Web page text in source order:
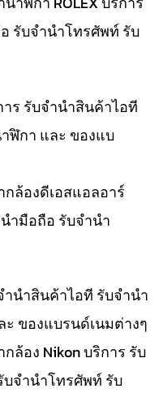
รับจำนำโทรศัพท์ รับ
ร รับจำนำสินค้าไอที
ฬิกา และ ของแบ
ล้องดีเอสแอลอาร์
ำมือถือ รับจำนำ
ำนำสินค้าไอที รับจำนำ
ของแบรนด์เนมต่างๆ
ล้อง Nikon บริการ รับ
จำนำโทรศัพท์ รับ